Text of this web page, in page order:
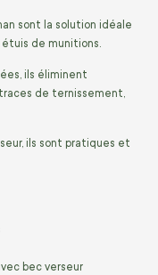
sont la solution idéale
étuis de munitions.
ils éliminent
de ternissement,
ils sont pratiques et
bec verseur